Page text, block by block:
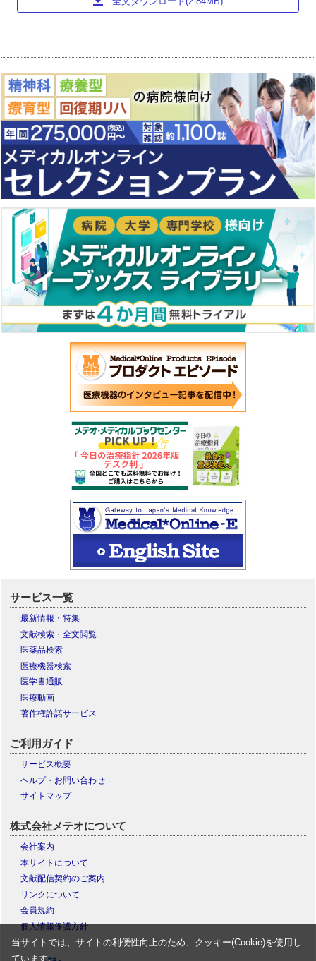
サービス一覧
最新情報・特集
文献検索・全文閲覧
医薬品検索
医療機器検索
医学書通販
医療動画
著作権許諾サービス
ご利用ガイド
サービス概要
ヘルプ・お問い合わせ
サイトマップ
株式会社メテオについて
会社案内
本サイトについて
文献配信契約のご案内
リンクについて
会員規約
個人情報保護方針
当サイトでは、サイトの利便性向上のため、クッキー(Cookie)を使用し
ています。